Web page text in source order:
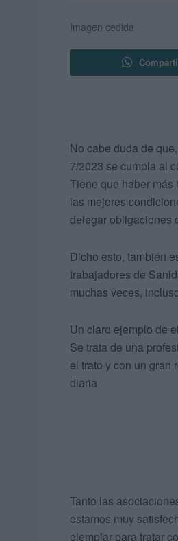
Imagen cedida
No cabe duda de
7/2023 se cumpla al
Tiene que haber
las mejores
delegar obligaciones
Dicho esto, también
trabajadores de
muchas veces,
Un claro ejemplo de
Se trata de una
el trato y con un gran
diaria.
Tanto las
estamos muy
ejemplar para tratar